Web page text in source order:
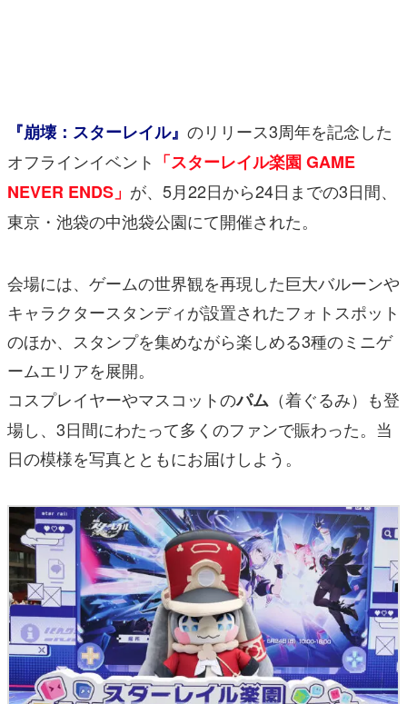
『崩壊：スターレイル』 のリリース3周年を記念した
オフラインイベント 「スターレイル楽園 GAME
NEVER ENDS」 が、5月22日から24日までの3日間、
東京・池袋の中池袋公園にて開催された。
会場には、ゲームの世界観を再現した巨大バルーンや
キャラクタースタンディが設置されたフォトスポット
のほか、スタンプを集めながら楽しめる3種のミニゲ
ームエリアを展開。
コスプレイヤーやマスコットのパム （着ぐるみ）も登
場し、3日間にわたって多くのファンで賑わった。当
日の模様を写真とともにお届けしよう。